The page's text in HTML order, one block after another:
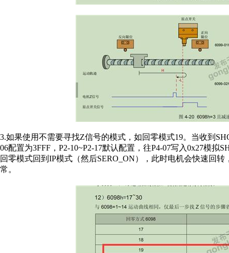
3.如果使用不需要寻找Z信号的模式，如回零模式19。当收到
06配置为3FFF，P2-10~P2-17默认配置，往P4-07写入0x27模拟
回零模式回到IP模式（然后SERO_ON），此时电机会快速回
常。